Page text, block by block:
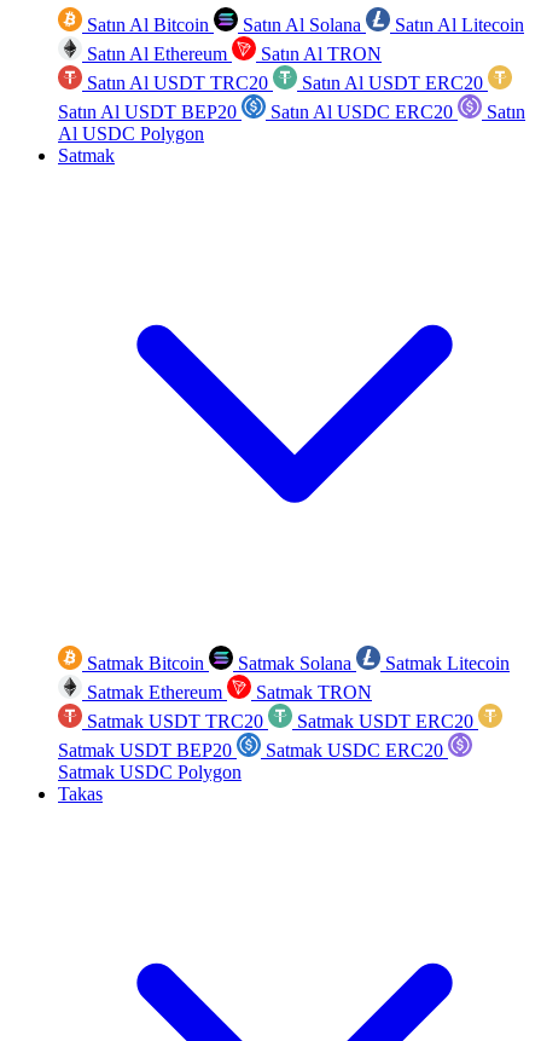
Satın Al Bitcoin Satın Al Solana
Satın Al Litecoin
Satın Al Ethereum
Satın Al TRON
Satın Al USDT TRC20
Satın Al USDT ERC20
Satın Al USDT BEP20
Satın Al USDC ERC20
Satın
Al USDC Polygon
Satmak
Satmak Bitcoin Satmak Solana
Satmak Litecoin
Satmak Ethereum
Satmak TRON
Satmak USDT TRC20
Satmak USDT ERC20
Satmak USDT BEP20
Satmak USDC ERC20
Satmak USDC Polygon
Takas